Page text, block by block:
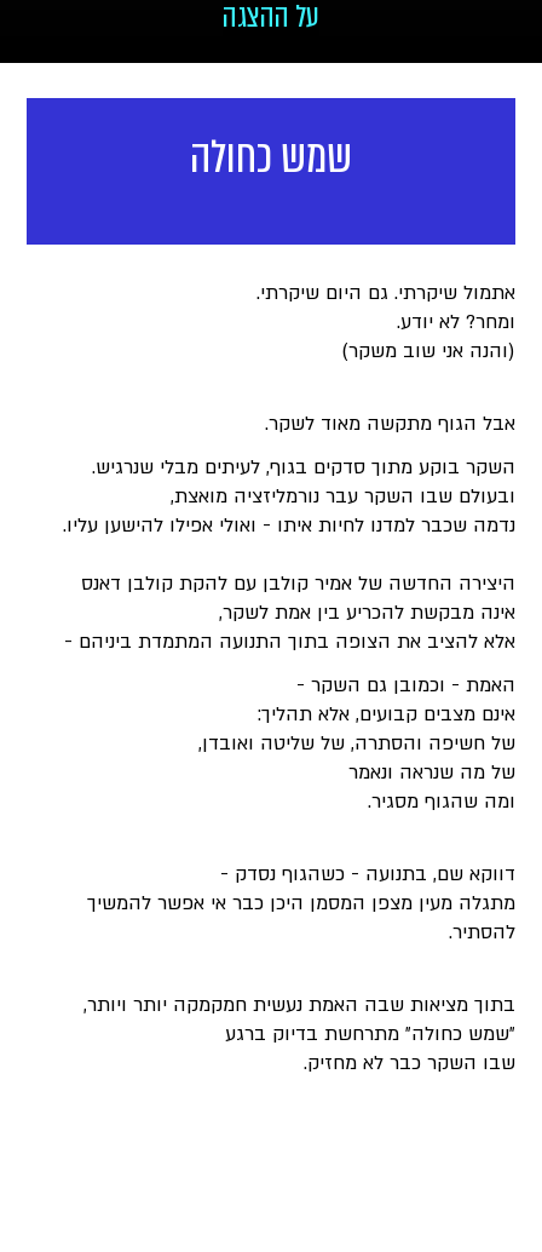
על ההצגה
שמש כחולה
אתמול שיקרתי. גם היום שיקרתי.
ומחר? לא יודע.
(והנה אני שוב משקר)
אבל הגוף מתקשה מאוד לשקר.
השקר בוקע מתוך סדקים בגוף, לעיתים מבלי שנרגיש.
ובעולם שבו השקר עבר נורמליזציה מואצת,
נדמה שכבר למדנו לחיות איתו - ואולי אפילו להישען עליו.
היצירה החדשה של אמיר קולבן עם להקת קולבן דאנס
אינה מבקשת להכריע בין אמת לשקר,
אלא להציב את הצופה בתוך התנועה המתמדת ביניהם -
האמת - וכמובן גם השקר -
אינם מצבים קבועים, אלא תהליך:
של חשיפה והסתרה, של שליטה ואובדן,
של מה שנראה ונאמר
ומה שהגוף מסגיר.
דווקא שם, בתנועה - כשהגוף נסדק -
מתגלה מעין מצפן המסמן היכן כבר אי אפשר להמשיך
להסתיר.
בתוך מציאות שבה האמת נעשית חמקמקה יותר ויותר,
״שמש כחולה״ מתרחשת בדיוק ברגע
שבו השקר כבר לא מחזיק.